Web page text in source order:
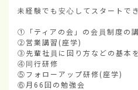
未経験でも安心してスタートで
①「ティアの会」の会員制度の
②営業講習(座学)
③先輩社員に回り方などの基本
④同行研修
⑤フォローアップ研修(座学)
⑥月66回の勉強会